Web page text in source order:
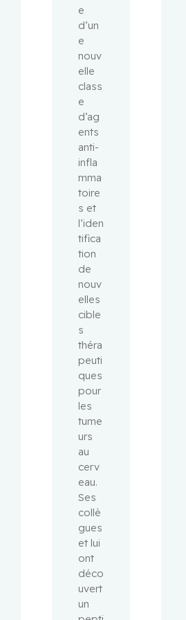
e
d’un
e
nouv
elle
class
e
d’ag
ents
anti-
infla
mma
toire
s et
l’iden
tifica
tion
de
nouv
elles
cible
s
théra
peuti
ques
pour
les
tume
urs
au
cerv
eau.
Ses
collè
gues
et lui
ont
déco
uvert
un